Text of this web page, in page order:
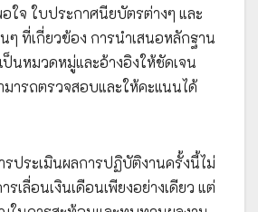
ใจ ใบประกาศนียบัตรต่างๆ และ
ๆ ที่เกี่ยวข้อง การนำเสนอหลักฐาน
ป็นหมวดหมู่และอ้างอิงให้ชัดเจน
มารถตรวจสอบและให้คะแนนได้
ประเมินผลการปฏิบัติงานครั้งนี้ไม่
เลื่อนเงินเดือนเพียงอย่างเดียว แต่